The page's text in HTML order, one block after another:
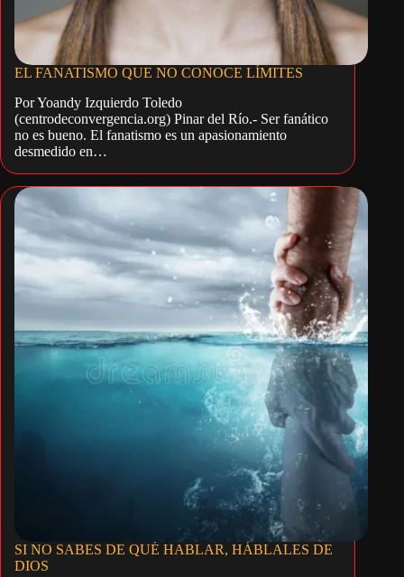
EL FANATISMO QUE NO CONOCE LÍMITES
Por Yoandy Izquierdo Toledo
(centrodeconvergencia.org) Pinar del Río.- Ser fanático
no es bueno. El fanatismo es un apasionamiento
desmedido en…
SI NO SABES DE QUÉ HABLAR, HÁBLALES DE
DIOS